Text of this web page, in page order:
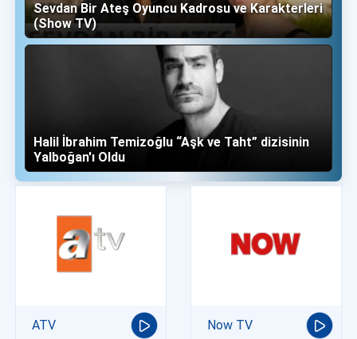
Sevdan Bir Ateş Oyuncu Kadrosu ve Karakterleri
(Show TV)
Halil İbrahim Temizoğlu “Aşk ve Taht” dizisinin
Yalboğan'ı Oldu
ATV Now TV